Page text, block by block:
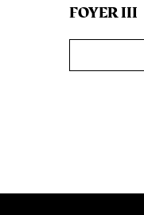
FOYER III